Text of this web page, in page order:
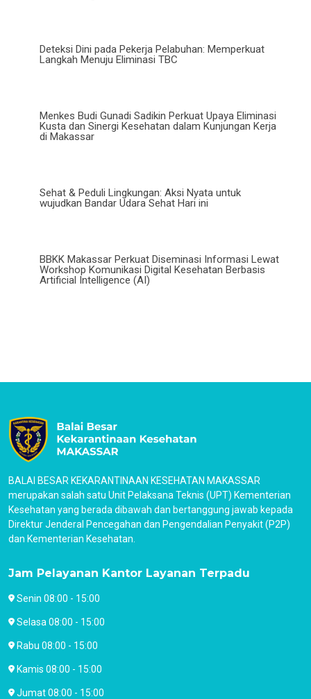
Deteksi Dini pada Pekerja Pelabuhan: Memperkuat
Langkah Menuju Eliminasi TBC
Menkes Budi Gunadi Sadikin Perkuat Upaya Eliminasi
Kusta dan Sinergi Kesehatan dalam Kunjungan Kerja
di Makassar
Sehat & Peduli Lingkungan: Aksi Nyata untuk
wujudkan Bandar Udara Sehat Hari ini
BBKK Makassar Perkuat Diseminasi Informasi Lewat
Workshop Komunikasi Digital Kesehatan Berbasis
Artificial Intelligence (AI)
BALAI BESAR KEKARANTINAAN KESEHATAN MAKASSAR
merupakan salah satu Unit Pelaksana Teknis (UPT) Kementerian
Kesehatan yang berada dibawah dan bertanggung jawab kepada
Direktur Jenderal Pencegahan dan Pengendalian Penyakit (P2P)
dan Kementerian Kesehatan.
Jam Pelayanan Kantor Layanan Terpadu
Senin 08:00 - 15:00
Selasa 08:00 - 15:00
Rabu 08:00 - 15:00
Kamis 08:00 - 15:00
Jumat 08:00 - 15:00